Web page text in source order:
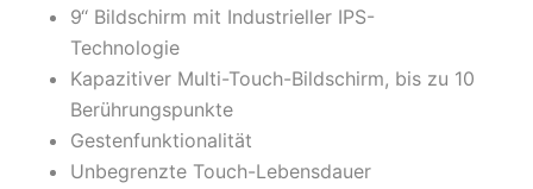
9‘‘ Bildschirm mit Industrieller IPS-
Technologie
Kapazitiver Multi-Touch-Bildschirm, bis zu 10
Berührungspunkte
Gestenfunktionalität
Unbegrenzte Touch-Lebensdauer